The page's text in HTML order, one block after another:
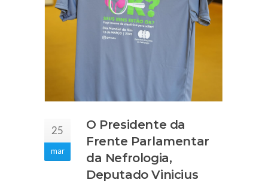
25
mar
O Presidente da
Frente Parlamentar
da Nefrologia,
Deputado Vinicius